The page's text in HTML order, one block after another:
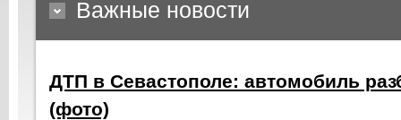
Важные новости
ДТП в Севастополе: автомобиль
(фото)